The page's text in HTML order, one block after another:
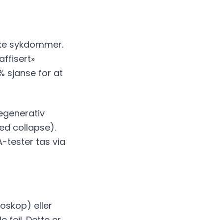
sykdommer.
sjanse for at
collapse).
tester tas via
eller